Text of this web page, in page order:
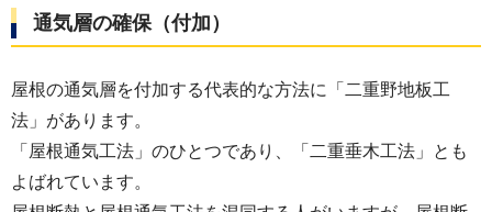
通気層の確保（付加）
屋根の通気層を付加する代表的な方法に「二重野地板工
法」があります。
「屋根通気工法」のひとつであり、「二重垂木工法」とも
よばれています。